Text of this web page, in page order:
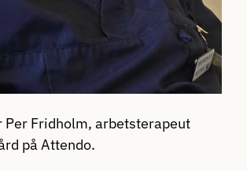
Per Fridholm, arbetsterapeut
på Attendo.